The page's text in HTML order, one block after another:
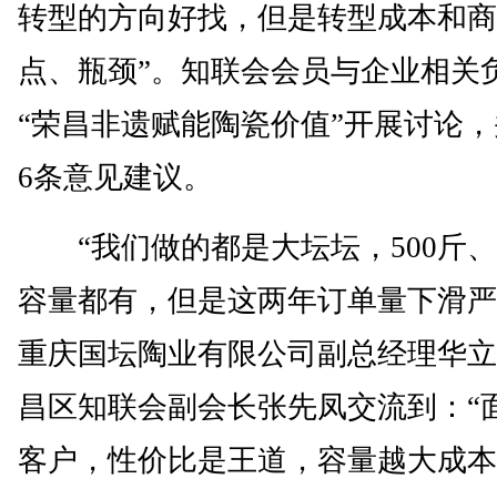
转型的方向好找，但是转型成本和
点、瓶颈”。知联会会员与企业相关
“荣昌非遗赋能陶瓷价值”开展讨论
6条意见建议。
“我们做的都是大坛坛，500斤、
容量都有，但是这两年订单量下滑
重庆国坛陶业有限公司副总经理华
昌区知联会副会长张先凤交流到：“
客户，性价比是王道，容量越大成